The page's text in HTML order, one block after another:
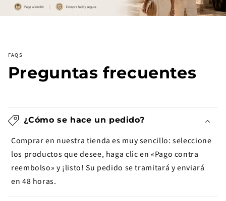
FAQS
Preguntas frecuentes
¿Cómo se hace un pedido?
Comprar en nuestra tienda es muy sencillo: seleccione
los productos que desee, haga clic en «Pago contra
reembolso» y ¡listo! Su pedido se tramitará y enviará
en 48 horas.